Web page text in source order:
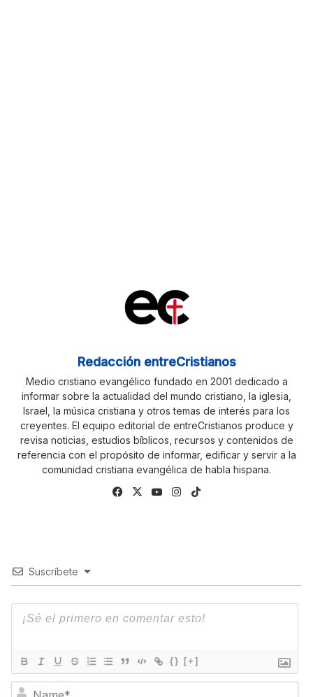
Redacción entreCristianos
Medio cristiano evangélico fundado en 2001 dedicado a
informar sobre la actualidad del mundo cristiano, la iglesia,
Israel, la música cristiana y otros temas de interés para los
creyentes. El equipo editorial de entreCristianos produce y
revisa noticias, estudios bíblicos, recursos y contenidos de
referencia con el propósito de informar, edificar y servir a la
comunidad cristiana evangélica de habla hispana.
Fa
X
Yo
Ins
Suscríbete
{} [+]